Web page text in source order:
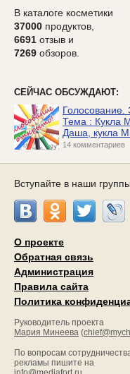
В каталоге косметики
37000 продуктов,
6691 отзыв и
7269 обзоров.
СЕЙЧАС ОБСУЖДАЮТ:
Голосование.
Тема : Кукла
Даша, кукла
14 комментариев
Вступайте в наши
О проекте
Обратная связь
Администрация
Правила сайта
Политика
Руководитель проекта
Мария Минеева (
По вопросам
рекламы пишите на